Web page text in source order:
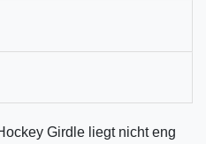
Girdle liegt nicht eng